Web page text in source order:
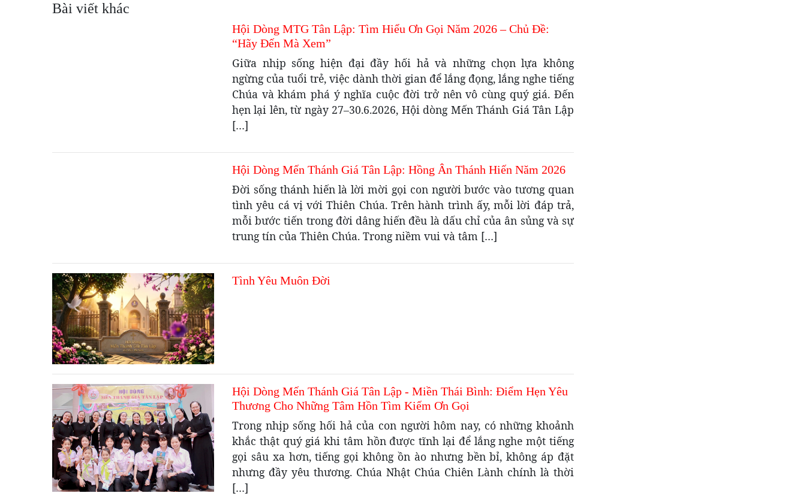
Bài viết khác
Hội Dòng MTG Tân Lập: Tìm Hiểu Ơn Gọi Năm 2026 – Chủ Đề:
“Hãy Đến Mà Xem”
Giữa nhịp sống hiện đại đầy hối hả và những chọn lựa không
ngừng của tuổi trẻ, việc dành thời gian để lắng đọng, lắng nghe tiếng
Chúa và khám phá ý nghĩa cuộc đời trở nên vô cùng quý giá. Đến
hẹn lại lên, từ ngày 27–30.6.2026, Hội dòng Mến Thánh Giá Tân Lập
[…]
Hội Dòng Mến Thánh Giá Tân Lập: Hồng Ân Thánh Hiến Năm 2026
Đời sống thánh hiến là lời mời gọi con người bước vào tương quan
tình yêu cá vị với Thiên Chúa. Trên hành trình ấy, mỗi lời đáp trả,
mỗi bước tiến trong đời dâng hiến đều là dấu chỉ của ân sủng và sự
trung tín của Thiên Chúa. Trong niềm vui và tâm […]
Tình Yêu Muôn Đời
Hội Dòng Mến Thánh Giá Tân Lập ­- Miền Thái Bình: Điểm Hẹn Yêu
Thương Cho Những Tâm Hồn Tìm Kiếm Ơn Gọi
Trong nhịp sống hối hả của con người hôm nay, có những khoảnh
khắc thật quý giá khi tâm hồn được tĩnh lại để lắng nghe một tiếng
gọi sâu xa hơn, tiếng gọi không ồn ào nhưng bền bỉ, không áp đặt
nhưng đầy yêu thương. Chúa Nhật Chúa Chiên Lành chính là thời
[…]